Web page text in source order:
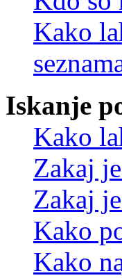
Kako
Iskanje
Kako
Zakaj
Zakaj
Kako
Kako